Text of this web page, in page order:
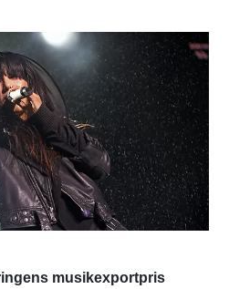
musikexportpris